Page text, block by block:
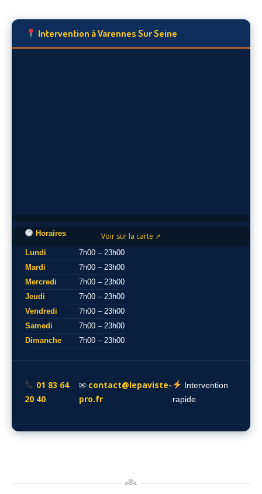
Intervention à Varennes Sur Seine
Voir sur la carte ↗
Horaires
Lundi
7h00 – 23h00
Mardi
7h00 – 23h00
Mercredi
7h00 – 23h00
Jeudi
7h00 – 23h00
Vendredi
7h00 – 23h00
Samedi
7h00 – 23h00
Dimanche
7h00 – 23h00
01 83 64
20 40
✉ contact@lepaviste-
pro.fr
Intervention
rapide